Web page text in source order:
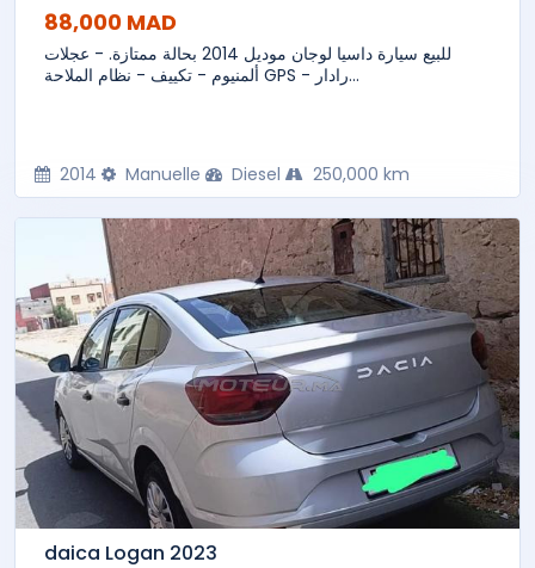
88,000 MAD
للبيع سيارة داسيا لوجان موديل 2014 بحالة ممتازة. - عجلات
ألمنيوم - تكييف - نظام الملاحة GPS - رادار...
2014 Manuelle Diesel 250,000 km
daica Logan 2023